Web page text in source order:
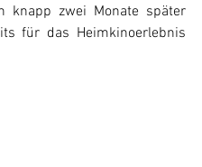
knapp zwei Monate später
für das Heimkinoerlebnis